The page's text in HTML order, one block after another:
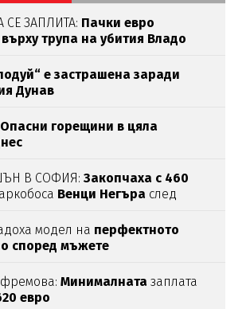
СЕ ЗАПЛИТА: Пачки евро
трупа на убития Владо
е застрашена заради
Дунав
горещини в цяла
В СОФИЯ:Закопчаха с 460
Венци Негъра след
модел на перфектното
според мъжете
Минималната заплата
евро